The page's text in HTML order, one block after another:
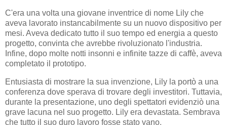
C'era una volta una giovane inventrice di nome Lily che
aveva lavorato instancabilmente su un nuovo dispositivo per
mesi. Aveva dedicato tutto il suo tempo ed energia a questo
progetto, convinta che avrebbe rivoluzionato l'industria.
Infine, dopo molte notti insonni e infinite tazze di caffè, aveva
completato il prototipo.
Entusiasta di mostrare la sua invenzione, Lily la portò a una
conferenza dove sperava di trovare degli investitori. Tuttavia,
durante la presentazione, uno degli spettatori evidenziò una
grave lacuna nel suo progetto. Lily era devastata. Sembrava
che tutto il suo duro lavoro fosse stato vano.